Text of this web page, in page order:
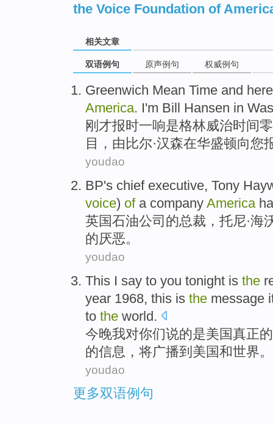
the Voice Foundation of
相关文章
双语例句 原声例句 权威例句
Greenwich Mean Time and
America. I'm Bill Hansen in
刚才报时一响是格林威治时间
目， 由 比尔·汉森在华盛顿向您
youdao
BP's chief executive, Tony
voice) ofa company America
英国石油公司 的总裁 ，托尼·海
的厌恶。
youdao
This I say to you tonight is the
year 1968, this is the message
to the world.
今晚我对你们说的是美国真正的
的信息 ， 将广播到 美国和世界。
youdao
更多双语例句